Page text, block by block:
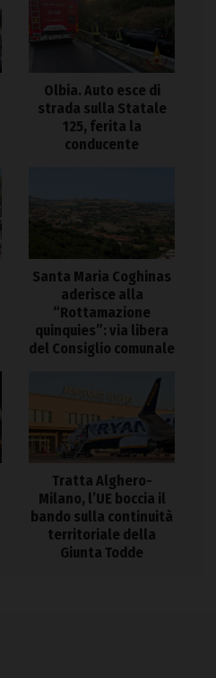
Olbia. Auto esce di
strada sulla Statale
125, ferita la
conducente
Santa Maria Coghinas
aderisce alla
“Rottamazione
quinquies”: via libera
del Consiglio comunale
Tratta Alghero-
Milano, l’UE boccia il
bando sulla continuità
territoriale della
Giunta Todde